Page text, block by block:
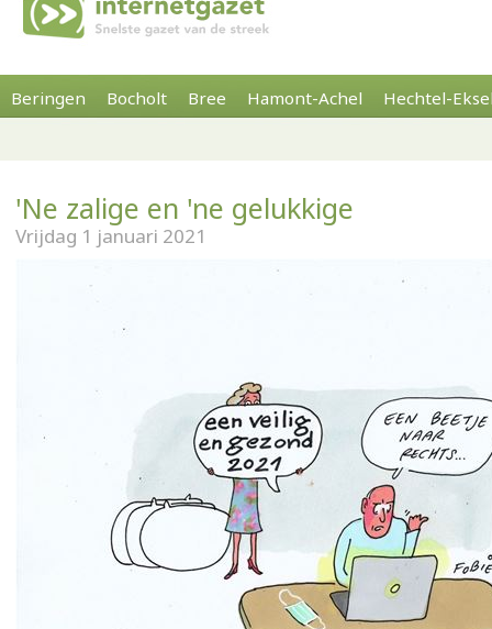
Beringen Bocholt Bree Hamont-Achel Hechtel-
'Ne zalige en 'ne gelukkige
Vrijdag 1 januari 2021